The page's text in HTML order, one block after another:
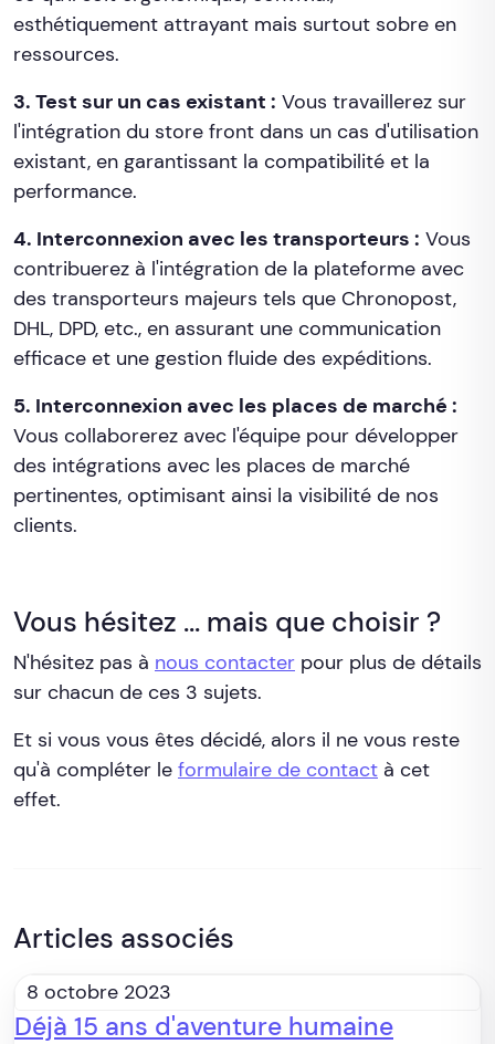
esthétiquement attrayant mais surtout sobre en
ressources.
3. Test sur un cas existant : Vous travaillerez sur
l'intégration du store front dans un cas d'utilisation
existant, en garantissant la compatibilité et la
performance.
4. Interconnexion avec les transporteurs : Vous
contribuerez à l'intégration de la plateforme avec
des transporteurs majeurs tels que Chronopost,
DHL, DPD, etc., en assurant une communication
efficace et une gestion fluide des expéditions.
5. Interconnexion avec les places de marché :
Vous collaborerez avec l'équipe pour développer
des intégrations avec les places de marché
pertinentes, optimisant ainsi la visibilité de nos
clients.
Vous hésitez ... mais que choisir ?
N'hésitez pas à nous contacter pour plus de détails
sur chacun de ces 3 sujets.
Et si vous vous êtes décidé, alors il ne vous reste
qu'à compléter le formulaire de contact à cet
effet.
Articles associés
8 octobre 2023
Déjà 15 ans d'aventure humaine